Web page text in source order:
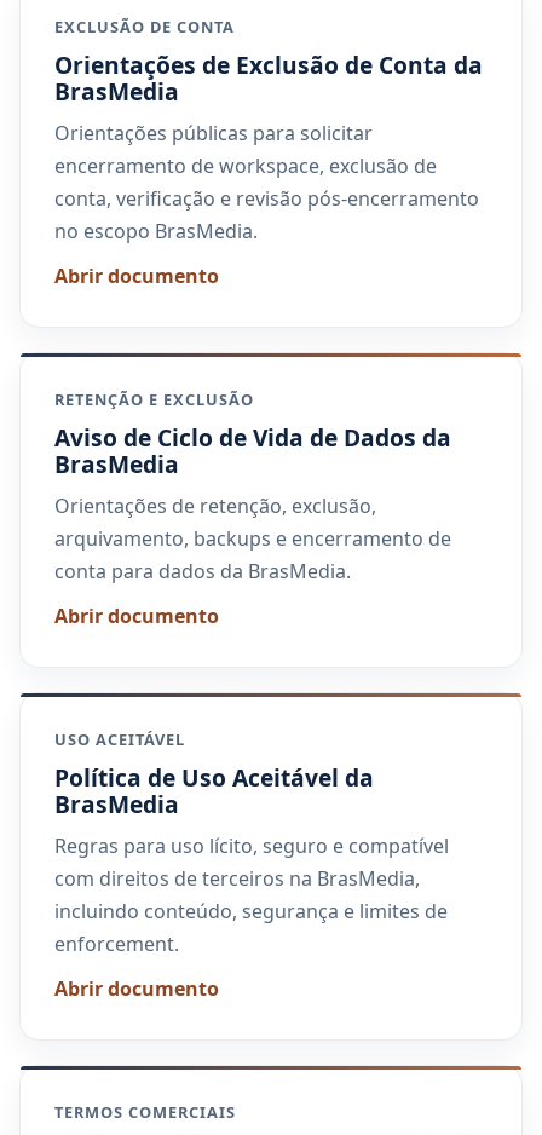
EXCLUSÃO DE CONTA
Orientações de Exclusão de Conta da
BrasMedia
Orientações públicas para solicitar
encerramento de workspace, exclusão de
conta, verificação e revisão pós-encerramento
no escopo BrasMedia.
Abrir documento
RETENÇÃO E EXCLUSÃO
Aviso de Ciclo de Vida de Dados da
BrasMedia
Orientações de retenção, exclusão,
arquivamento, backups e encerramento de
conta para dados da BrasMedia.
Abrir documento
USO ACEITÁVEL
Política de Uso Aceitável da
BrasMedia
Regras para uso lícito, seguro e compatível
com direitos de terceiros na BrasMedia,
incluindo conteúdo, segurança e limites de
enforcement.
Abrir documento
TERMOS COMERCIAIS